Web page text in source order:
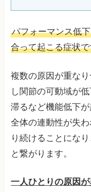
パフォーマンス低
合って起こる症状
複数の原因が重な
し関節の可動域が
滞るなど機能低下
全体の連動性が失
り続けることにな
と繋がります。
一人ひとりの原因